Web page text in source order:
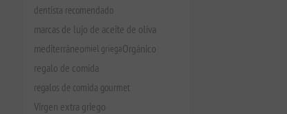
dentista recomendado
marcas de lujo de aceite de oliva
mediterráneomiel griegaOrgánico
regalo de comida
regalos de comida gourmet
Virgen extra griego